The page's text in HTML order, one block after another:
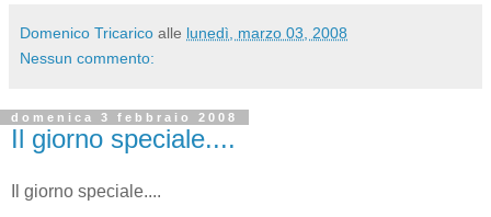
Domenico Tricarico alle lunedì, marzo 03, 2008
Nessun commento:
domenica 3 febbraio 2008
Il giorno speciale....
Il giorno speciale....